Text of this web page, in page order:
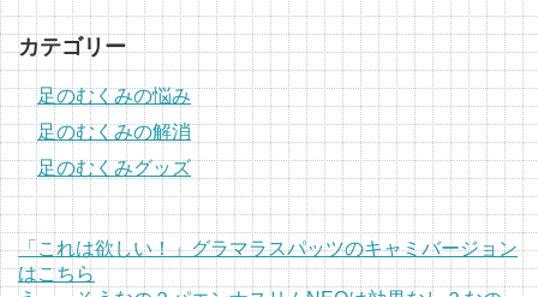
カテゴリー
足のむくみの悩み
足のむくみの解消
足のむくみグッズ
「これは欲しい！」グラマラスパッツのキャミバージョン
はこちら